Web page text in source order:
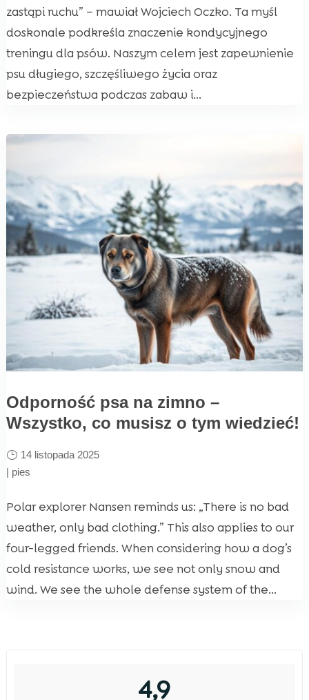
zastąpi ruchu” – mawiał Wojciech Oczko. Ta myśl
doskonale podkreśla znaczenie kondycyjnego
treningu dla psów. Naszym celem jest zapewnienie
psu długiego, szczęśliwego życia oraz
bezpieczeństwa podczas zabaw i...
Odporność psa na zimno –
Wszystko, co musisz o tym wiedzieć!
14 listopada 2025
| pies
Polar explorer Nansen reminds us: „There is no bad
weather, only bad clothing.” This also applies to our
four-legged friends. When considering how a dog’s
cold resistance works, we see not only snow and
wind. We see the whole defense system of the...
4,9